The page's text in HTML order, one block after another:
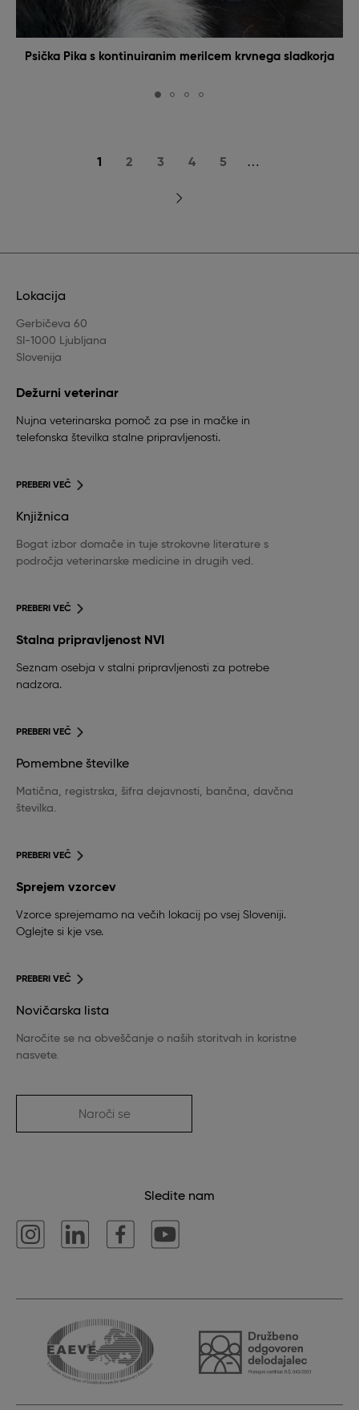
Psička Pika s kontinuiranim merilcem krvnega sladkorja
Current
1 Page
2 Page
3 Page
4 Page
5 …
page
Lokacija
Gerbičeva 60
SI-1000 Ljubljana
Slovenija
Dežurni veterinar
Nujna veterinarska pomoč za pse in mačke in
telefonska številka stalne pripravljenosti.
PREBERI VEČ
Knjižnica
Bogat izbor domače in tuje strokovne literature s
področja veterinarske medicine in drugih ved.
PREBERI VEČ
Stalna pripravljenost NVI
Seznam osebja v stalni pripravljenosti za potrebe
nadzora.
PREBERI VEČ
Pomembne številke
Matična, registrska, šifra dejavnosti, bančna, davčna
številka.
PREBERI VEČ
Sprejem vzorcev
Vzorce sprejemamo na večih lokacij po vsej Sloveniji.
Oglejte si kje vse.
PREBERI VEČ
Novičarska lista
Naročite se na obveščanje o naših storitvah in koristne
nasvete.
Naroči se
Sledite nam